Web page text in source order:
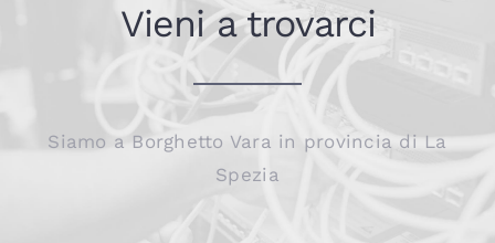
Vieni a trovarci
Siamo a Borghetto Vara in provincia di La
Spezia